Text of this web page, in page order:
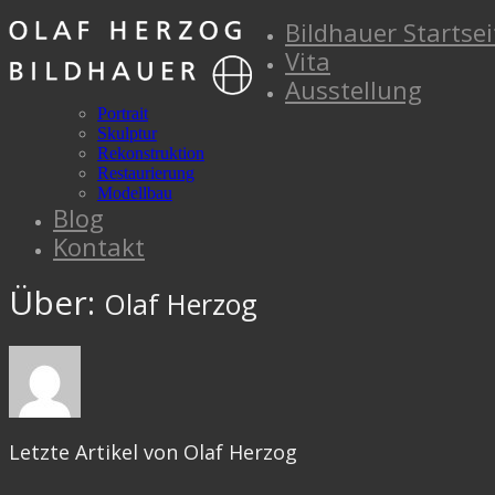
Bildhauer
Vita
Ausstellung
Portrait
Skulptur
Rekonstruktion
Restaurierung
Modellbau
Blog
Kontakt
Über: Olaf Herzog
Letzte Artikel von Olaf Herzog